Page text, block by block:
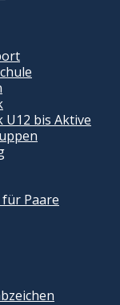
bis Aktive
Paare